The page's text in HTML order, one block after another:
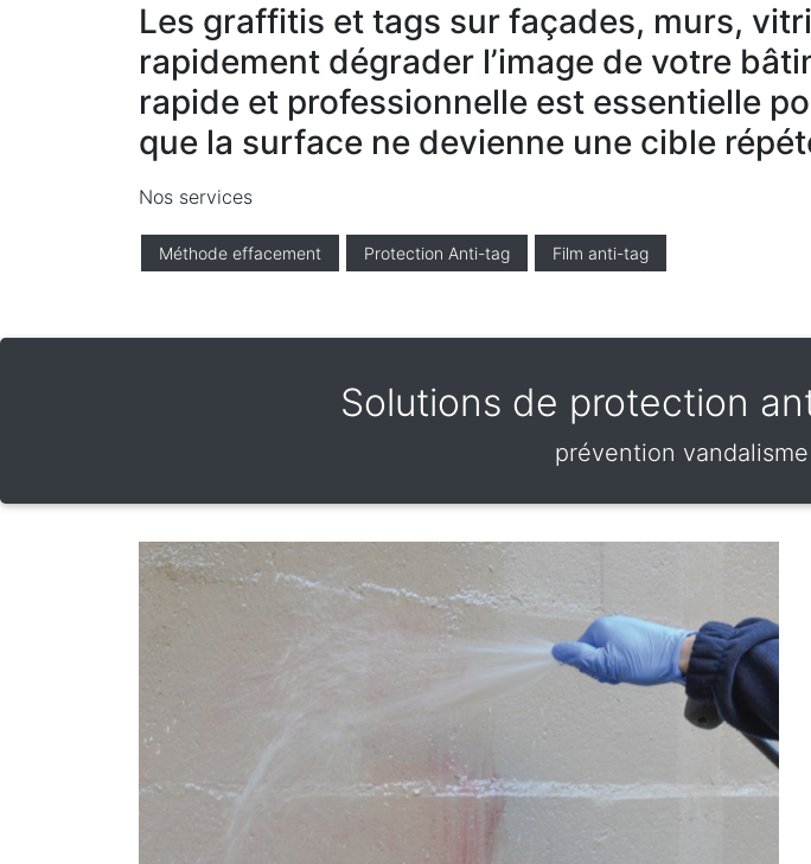
Les graffitis et tags sur façades, murs,
rapidement dégrader l’image de votre
rapide et professionnelle est essentielle
que la surface ne devienne une cible
Nos services
Méthode effacement Protection Anti-tag Film anti-tag
Solutions de protection
prévention